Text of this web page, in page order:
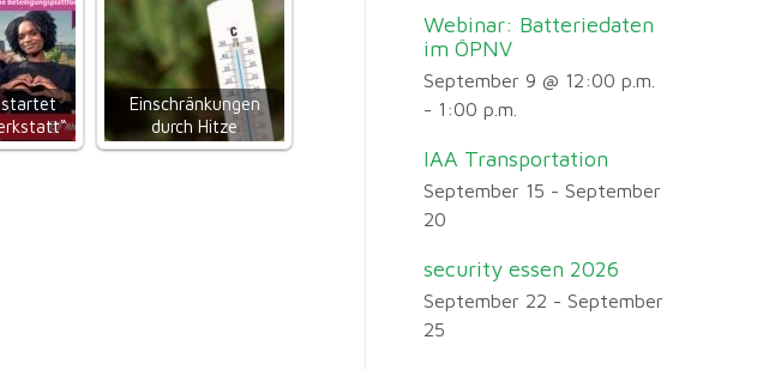
startet
Einschränkungen
durch Hitze
Webinar: Batteriedaten
im ÖPNV
September 9 @ 12:00 p.m.
- 1:00 p.m.
IAA Transportation
September 15 - September
20
security essen 2026
September 22 - September
25